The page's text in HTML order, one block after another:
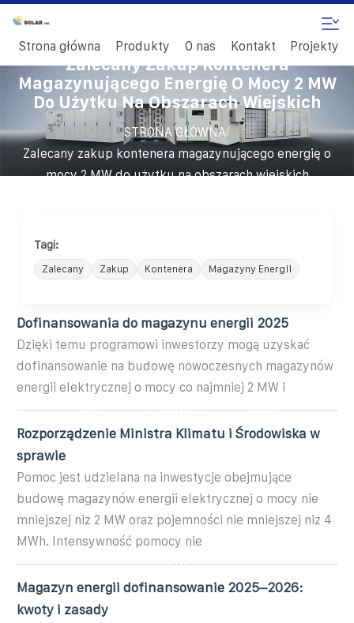
Strona główna Produkty O nas Kontakt Projekty
Zalecany Zakup Kontenera
Magazynującego Energię O Mocy 2 MW
Do Użytku Na Obszarach Wiejskich
STRONA GŁÓWNA/
Zalecany zakup kontenera magazynującego energię o
mocy 2 MW do użytku na obszarach wiejskich
Tagi:
Zalecany Zakup Kontenera Magazyny Energii
Dofinansowania do magazynu energii 2025
Dzięki temu programowi inwestorzy mogą uzyskać
dofinansowanie na budowę nowoczesnych magazynów
energii elektrycznej o mocy co najmniej 2 MW i
Rozporządzenie Ministra Klimatu i Środowiska w
sprawie
Pomoc jest udzielana na inwestycje obejmujące
budowę magazynów energii elektrycznej o mocy nie
mniejszej niż 2 MW oraz pojemności nie mniejszej niż 4
MWh. Intensywność pomocy nie
Magazyn energii dofinansowanie 2025–2026:
kwoty i zasady